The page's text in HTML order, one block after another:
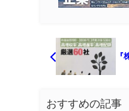
おすすめの記事